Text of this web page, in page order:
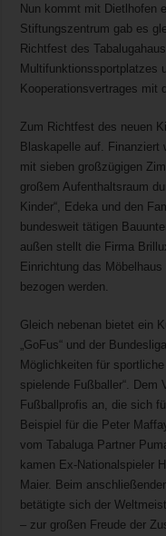
Nun kommt mit Dietlhofen
Stiftungszentrum gab es
Richtfest des
Multifunktionssportplatzes
Kooperationsvertrages mit
Zum Richtfest des neuen
Blaskapelle auf. Finanziert
mit sieben großzügigen
großem Aufenthaltsraum
Kinder“, Edeka und den
bundesweit tätigen
außen stellt die Firma
Einrichtung das
bezogen werden.
Gleich nebenan bietet ein
„GoFus“ und der
Möglichkeiten für
spielende Fußballer“. Dem
Fußballprofis an, die sich
Beispiel für die Peter
vom Tabaluga Partner
kamen Ex-Nationalspieler
Maier. Beim
betätigte sich der
– zur großen Freude der